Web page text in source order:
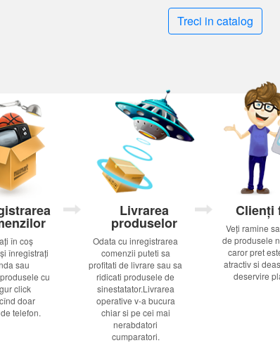
Treci in catalog
în coș
înregistrați
sau
cu
click
doar
telefon.
Livrarea
produselor
Odata cu inregistrarea
comenzii puteti sa
profitati de livrare sau sa
ridicati produsele de
sinestatator.Livrarea
operative v-a bucura
chiar si pe cei mai
nerabdatori
cumparatori.
Clienți
Veți ramine
de produsele
caror pret
atractiv si
deservire